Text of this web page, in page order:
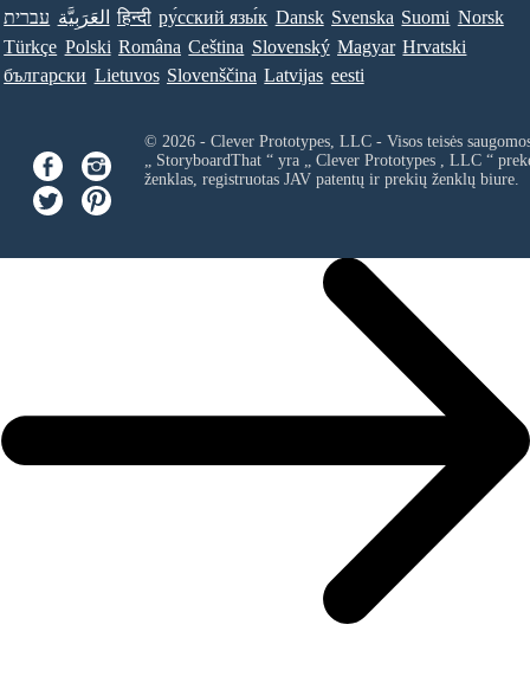
עברית العَرَبِيَّة हिन्दी ру́сский язы́к Dansk Svenska Suomi Norsk
Türkçe Polski Româna Ceština Slovenský Magyar Hrvatski
български Lietuvos Slovenščina Latvijas eesti
© 2026 - Clever Prototypes, LLC - Visos teisės
„ StoryboardThat “ yra „ Clever Prototypes , LLC“
ženklas, registruotas JAV patentų ir prekių ženklų biure.